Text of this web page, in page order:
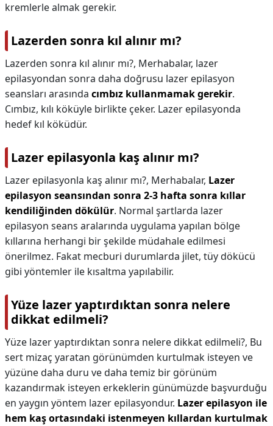
kremlerle almak gerekir.
Lazerden sonra kıl alınır mı?
Lazerden sonra kıl alınır mı?, Merhabalar, lazer
epilasyondan sonra daha doğrusu lazer epilasyon
seansları arasında cımbız kullanmamak gerekir.
Cımbız, kılı köküyle birlikte çeker. Lazer epilasyonda
hedef kıl köküdür.
Lazer epilasyonla kaş alınır mı?
Lazer epilasyonla kaş alınır mı?, Merhabalar, Lazer
epilasyon seansından sonra 2-3 hafta sonra kıllar
kendiliğinden dökülür. Normal şartlarda lazer
epilasyon seans aralarında uygulama yapılan bölge
kıllarına herhangi bir şekilde müdahale edilmesi
önerilmez. Fakat mecburi durumlarda jilet, tüy dökücü
gibi yöntemler ile kısaltma yapılabilir.
Yüze lazer yaptırdıktan sonra nelere
dikkat edilmeli?
Yüze lazer yaptırdıktan sonra nelere dikkat edilmeli?, Bu
sert mizaç yaratan görünümden kurtulmak isteyen ve
yüzüne daha duru ve daha temiz bir görünüm
kazandırmak isteyen erkeklerin günümüzde başvurduğu
en yaygın yöntem lazer epilasyondur. Lazer epilasyon ile
hem kaş ortasındaki istenmeyen kıllardan kurtulmak